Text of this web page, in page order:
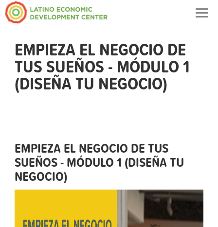
EMPIEZA EL NEGOCIO DE
TUS SUEÑOS - MÓDULO 1
(DISEÑA TU NEGOCIO)
EMPIEZA EL NEGOCIO DE TUS
SUEÑOS - MÓDULO 1 (DISEÑA TU
NEGOCIO)